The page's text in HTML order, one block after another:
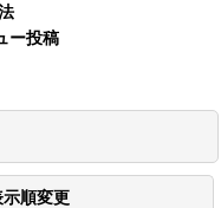
ー投稿
示順変更